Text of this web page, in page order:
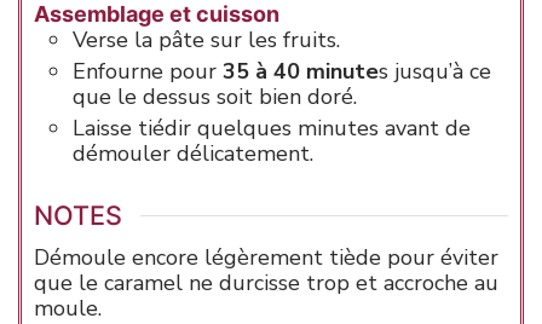
Assemblage et cuisson
Verse la pâte sur les fruits.
Enfourne pour 35 à 40 minutes jusqu’à ce
que le dessus soit bien doré.
Laisse tiédir quelques minutes avant de
démouler délicatement.
NOTES
Démoule encore légèrement tiède pour éviter
que le caramel ne durcisse trop et accroche au
moule.